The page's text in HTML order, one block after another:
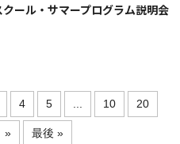
ール・サマープログラム説明会
4 5 10 20
» 最後 »